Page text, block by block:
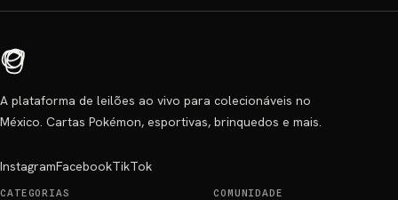
A plataforma de leilões ao vivo para colecionáveis no
México. Cartas Pokémon, esportivas, brinquedos e mais.
InstagramFacebookTikTok
CATEGORIAS COMUNIDADE